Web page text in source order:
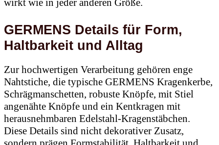
GERMENS Details für Form,
Haltbarkeit und Alltag
Nahtstiche, die typische GERMENS Kragenkerbe,
Schrägmanschetten, robuste Knöpfe, mit Stiel
angenähte Knöpfe und ein Kentkragen mit
herausnehmbaren Edelstahl-Kragenstäbchen.
Diese Details sind nicht dekorativer Zusatz,
sondern prägen Formstabilität, Haltbarkeit und